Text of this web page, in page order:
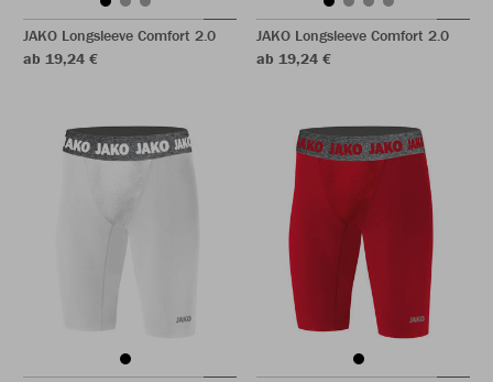
JAKO Longsleeve Comfort 2.0
ab 19,24 €
JAKO Longsleeve Comfort 2.0
ab 19,24 €